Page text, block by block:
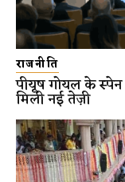
राजनीति
पीयूष गोयल के स्पेन
मिली नई तेज़ी